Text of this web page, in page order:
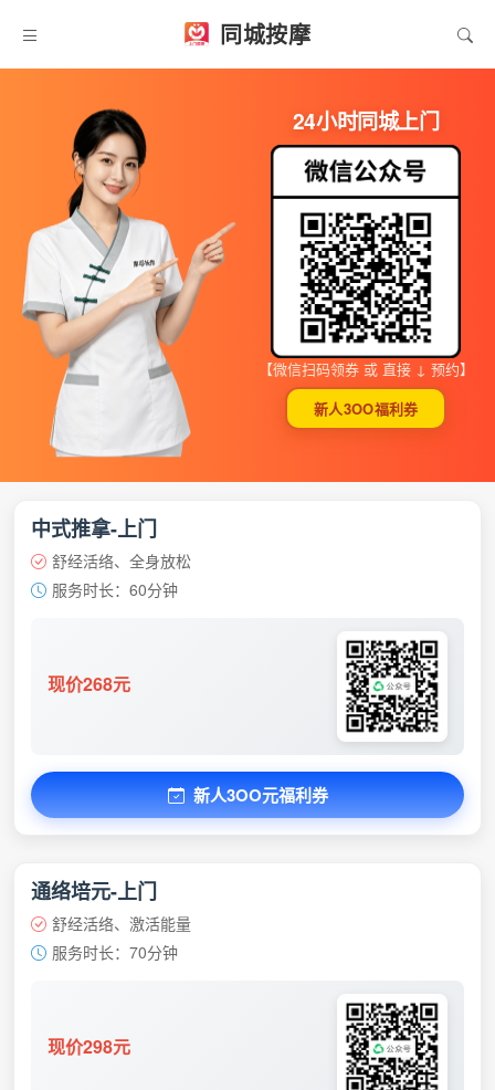
同城按摩
24小时同城上门
【微信扫码领券 或 直接 ↓ 预约】
新人3OO福利券
中式推拿-上门
舒经活络、全身放松
服务时长：60分钟
现价268元
新人3OO元福利券
通络培元-上门
舒经活络、激活能量
服务时长：70分钟
现价298元